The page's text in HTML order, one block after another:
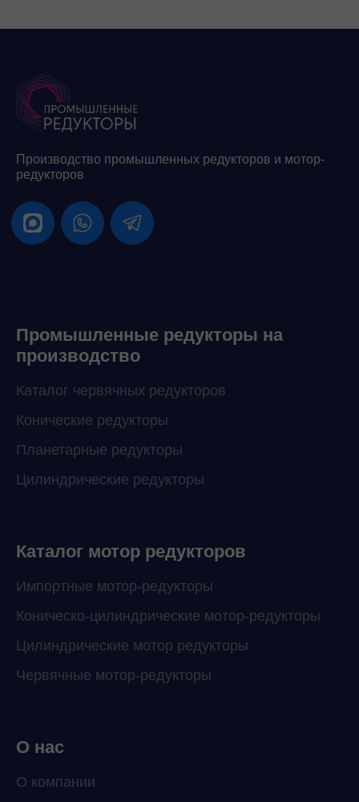
Производство промышленных редукторов и мотор-
редукторов
Промышленные редукторы на
производство
Каталог червячных редукторов
Конические редукторы
Планетарные редукторы
Цилиндрические редукторы
Каталог мотор редукторов
Импортные мотор-редукторы
Коническо-цилиндрические мотор-редукторы
Цилиндрические мотор редукторы
Червячные мотор-редукторы
О нас
О компании